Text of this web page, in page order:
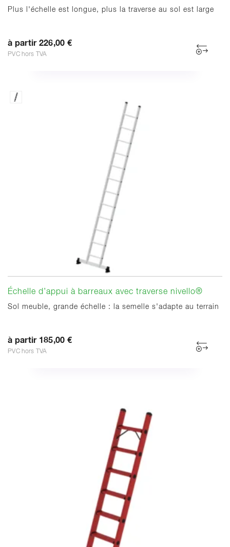
Plus l'échelle est longue, plus la traverse au sol est large
à partir 226,00 €
PVC hors TVA
Échelle d’appui à barreaux avec traverse nivello®
Sol meuble, grande échelle : la semelle s'adapte au terrain
à partir 185,00 €
PVC hors TVA